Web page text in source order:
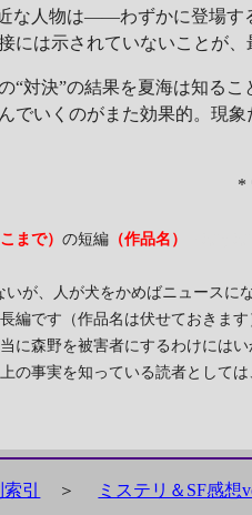
な人物は――わずかに登場
は示されていないことが、
対決”の結果を夏海は知るこ
でいくのがまた効果的。現
*
こまで）の短編 （作品名）
が、人が犬をかめばニュースに
編です（作品名は伏せておきます
森野を被害者にするわけにはい
事実を知っている読者として
引 ＞ ミステリ＆SF感想